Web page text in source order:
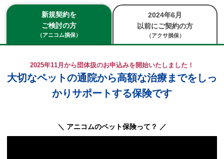
新規契約を
ご検討の方
（アニコム損保）
2024年6月
以前にご契約の方
（アクサ損保）
2025年11月から団体扱のお申込みを開始いたしました！
大切なペットの通院から高額な治療までをしっ
かりサポートする保険です
＼ アニコムのペット保険って？ ／